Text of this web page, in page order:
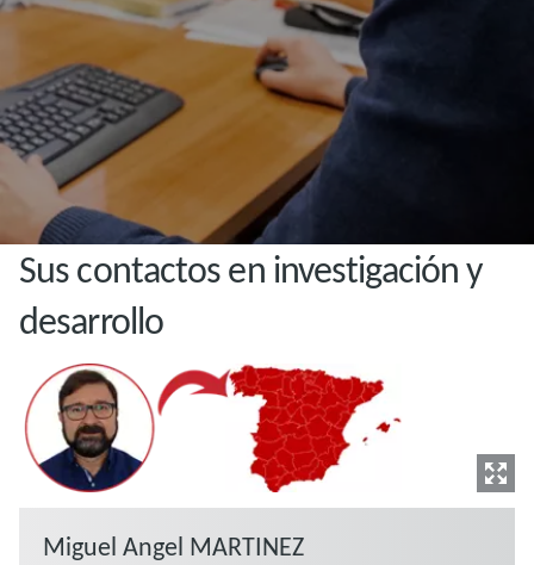
Sus contactos en investigación y
desarrollo
Miguel Angel MARTINEZ